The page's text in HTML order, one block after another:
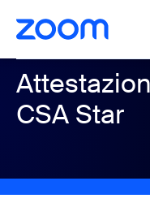
principale
di assistenza
CSA Star